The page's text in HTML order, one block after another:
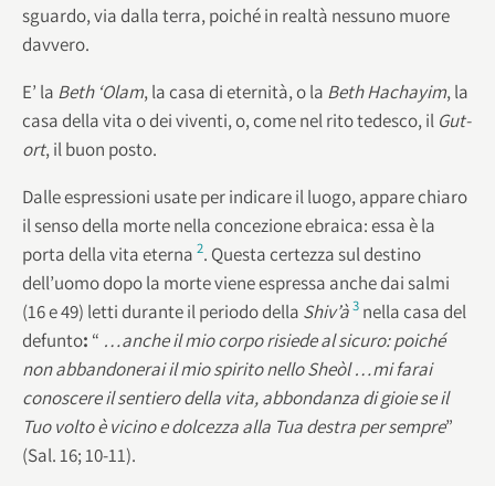
sguardo, via dalla terra, poiché in realtà nessuno muore
davvero.
E’ la Beth ‘Olam, la casa di eternità, o la Beth Hachayim, la
casa della vita o dei viventi, o, come nel rito tedesco, il Gut-
ort, il buon posto.
Dalle espressioni usate per indicare il luogo, appare chiaro
il senso della morte nella concezione ebraica: essa è la
porta della vita eterna 2. Questa certezza sul destino
dell’uomo dopo la morte viene espressa anche dai salmi
(16 e 49) letti durante il periodo della Shiv’à3 nella casa del
defunto: “ …anche il mio corpo risiede al sicuro: poiché
non abbandonerai il mio spirito nello Sheòl …mi farai
conoscere il sentiero della vita, abbondanza di gioie se il
Tuo volto è vicino e dolcezza alla Tuadestra per sempre”
(Sal. 16; 10-11).